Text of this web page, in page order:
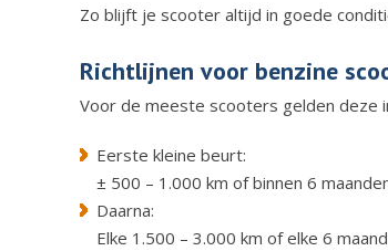
Zo blijft je scooter altijd in goede
Richtlijnen voor benzine
Voor de meeste scooters gelden deze
Eerste kleine beurt:
± 500 – 1.000 km of binnen 6
Daarna:
Elke 1.500 – 3.000 km of elke 6